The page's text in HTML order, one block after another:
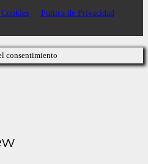
Poítica de Privacidad
consentimiento